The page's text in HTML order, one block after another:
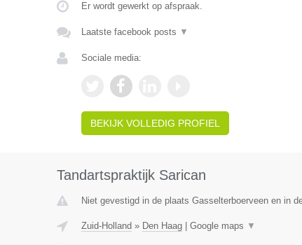
Er wordt gewerkt op afspraak.
Laatste facebook posts ▼
Sociale media:
BEKIJK VOLLEDIG PROFIEL
Tandartspraktijk Sarican
Niet gevestigd in de plaats Gasselterboerveen en in
Zuid-Holland » Den Haag| Google maps ▼